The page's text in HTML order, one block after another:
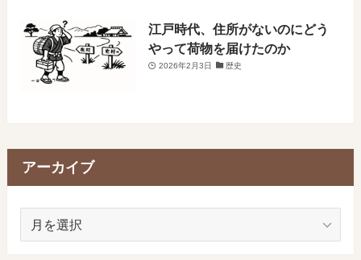
江戸時代、住所がないのにどう
やって荷物を届けたのか
2026年2月3日 歴史
アーカイブ